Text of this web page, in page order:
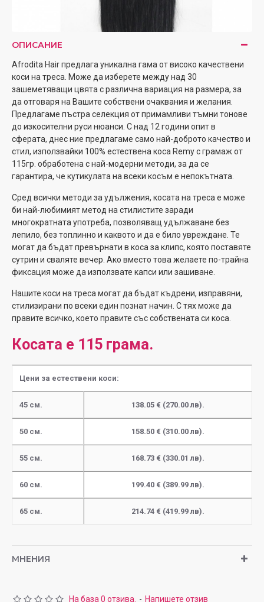
ОПИСАНИЕ
Afrodita Hair предлага уникална гама от високо качествени
коси на треса. Може да изберете между над 30
зашеметяващи цвята с различна вариация на размера, за
да отговаря на Вашите собствени очаквания и желания.
Предлагаме пъстра селекция от примамливи тъмни тонове
до изкосителни руси нюанси. С над 12 години опит в
сферата, днес ние предлагаме само най-доброто качество и
стил, използвайки 100% естествена коса Remy с грамаж от
115гр. обработена с най-модерни методи, за да се
гарантира, че кутикулата на всеки косъм е непокътната.
Сред всички методи за удължения, косата на треса е може
би най-любимият метод на стилистите заради
многократната употреба, позволяващ удължаване без
лепило, без топлинно и каквото и да е било увреждане. Те
могат да бъдат превърнати в коса за клипс, която поставяте
сутрин и сваляте вечер. Ако вместо това желаете по-трайна
фиксация може да използвате капси или зашиване.
Нашите коси на треса могат да бъдат къдрени, изправяни,
стилизирани по всеки един познат начин. С тях може да
правите всичко, което правите със собствената си коса.
Косата е 115 грама.
Цени за естествени коси:
45 см. 138.05 € (270.00 лв).
50 см. 158.50 € (310.00 лв).
55 см. 168.73 € (330.01 лв).
60 см. 199.40 € (389.99 лв).
65 см. 214.74 € (419.99 лв).
МНЕНИЯ
На база 0 отзива. - Напишете отзив